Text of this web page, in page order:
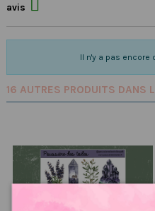
avis
Il n'y a pas encore
16 AUTRES PRODUITS DANS